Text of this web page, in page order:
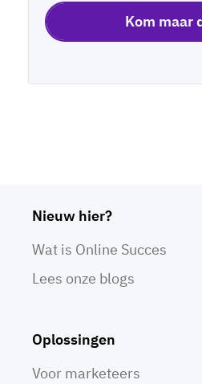
Nieuw hier?
Wat is Online Succes
Lees onze blogs
Oplossingen
Voor marketeers